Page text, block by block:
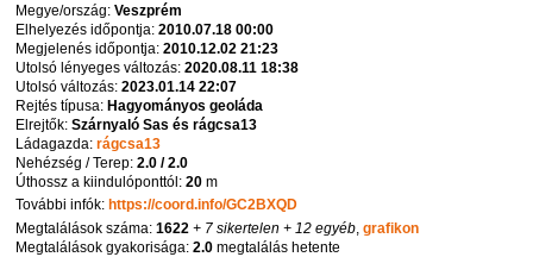
Megye/ország:Veszprém
Elhelyezés időpontja:2010.07.18 00:00
Megjelenés időpontja:2010.12.02 21:23
Utolsó lényeges változás:2020.08.11 18:38
Utolsó változás:2023.01.14 22:07
Rejtés típusa:Hagyományos geoláda
Elrejtők:Szárnyaló Sas és rágcsa13
Ládagazda:rágcsa13
Nehézség / Terep:2.0 / 2.0
Úthossz a kiindulóponttól:20 m
További infók: https://coord.info/GC2BXQD
Megtalálások száma:1622 + 7 sikertelen + 12 egyéb ,grafikon
Megtalálások gyakorisága:2.0 megtalálás hetente